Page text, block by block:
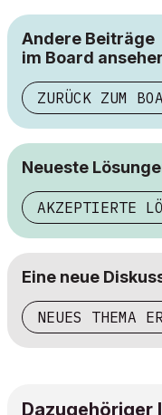
Andere Beiträge
im Board
ZURÜCK ZUM
Neueste
AKZEPTIERTE
Eine neue
NEUES THEMA
Dazugehöriger